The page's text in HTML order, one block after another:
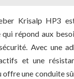
Krisalp HP3
répond aux
Avec une
et une
offre une conduite